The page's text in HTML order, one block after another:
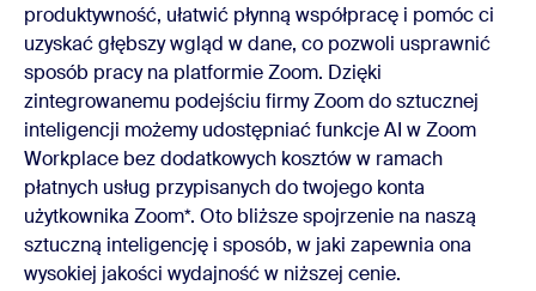
produktywność, ułatwić płynną współpracę i pomóc ci
uzyskać głębszy wgląd w dane, co pozwoli usprawnić
sposób pracy na platformie Zoom. Dzięki
zintegrowanemu podejściu firmy Zoom do sztucznej
inteligencji możemy udostępniać funkcje AI w Zoom
Workplace bez dodatkowych kosztów w ramach
płatnych usług przypisanych do twojego konta
użytkownika Zoom*. Oto bliższe spojrzenie na naszą
sztuczną inteligencję i sposób, w jaki zapewnia ona
wysokiej jakości wydajność w niższej cenie.